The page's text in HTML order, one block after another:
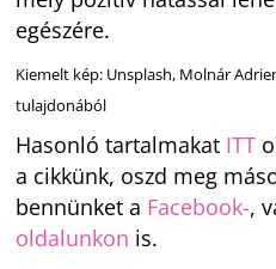
egészére.
Kiemelt kép: Unsplash, Molnár
tulajdonából
Hasonló tartalmakat ITT
a cikkünk, oszd meg
bennünket a Facebook-,
oldalunkon is.